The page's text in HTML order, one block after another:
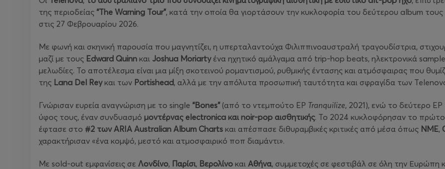
της περιοδείας “The Warning Tour”, κατά την οποία θα γιορτάσουν την κυκλοφορία του δεύτερου album τους
στις 27 Φεβρουαρίου 2026.
Με φωνή και σκηνική παρουσία που μαγνητίζει, η υπερταλαντούχα Φιλιππινοαυστραλή τραγουδίστρια,
μαζί με τους Edward Quinn και Joshua Moriartyένα ηχητικό αμάλγαμα από trip-hop beats, ηλεκτρονικά
μελωδίες. Το αποτέλεσμα είναι μια μίξη σκοτεινού ρομαντισμού, ρυθμικής έντασης και ατμόσφαιρας που
της Lana Del Reyκαι των Portishead, αλλά με την απόλυτα προσωπική ταυτότητα και σφραγίδα των
Γνώρισαν ευρεία αναγνώριση με το single “Bones”(από το ντεμπούτο EP Tranquilize, 2021), ενώ το δεύτερο EP
ύφος τους, έναν συνδυασμό μοντέρνας electronica και noir-pop αισθητικής. Το 2024 κυκλοφόρησαν το
έφτασε στο #2 τωνARIA Australian Album Charts και απέσπασε διθυραμβικές κριτικές από μέσα όπως NME,
χαρακτήρισαν «ένα κομψό, μεστό και ατμοσφαιρικό ποπ διαμάντι».
Με sold-out εμφανίσεις σε Λονδίνο, Παρίσι, Βερολίνο και Αθήνα, συμμετοχές σε φεστιβάλ σε όλη την Ευρώπη